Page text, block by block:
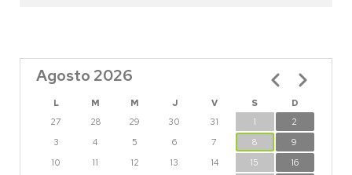
Agosto 2026
L M M J V S
D
27
28 29 30 31 1
2
3
4 5 6 7 8
9
10
11 12 13 14 15
16
Paginación